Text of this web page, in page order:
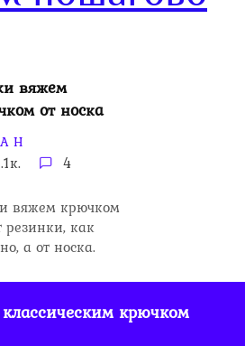
вяжем
от носка
Н
4
вяжем крючком
резинки, как
а от носка.
крючком